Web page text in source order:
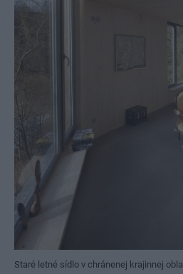
Staré letné sídlo v chránenej krajinnej